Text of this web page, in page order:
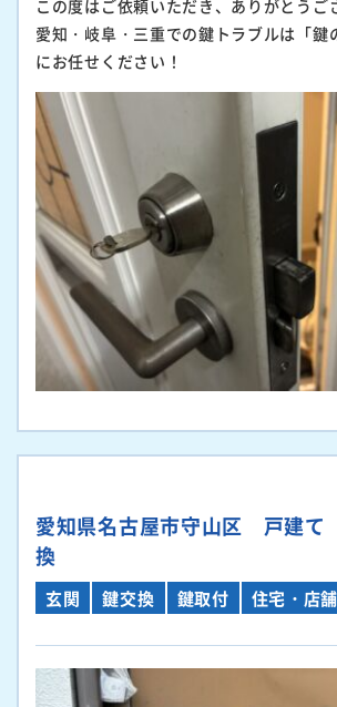
この度はご依頼いただき、ありがとうご
愛知・岐阜・三重での鍵トラブルは「鍵
にお任せください！
愛知県名古屋市守山区 戸建
換
玄関 鍵交換 鍵取付 住宅・店